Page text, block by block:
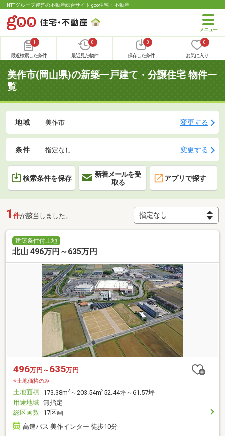
NTTグループ運営の不動産総合サイト goo住宅・不動産
1
最近検索した条件
0
最近見た物件
0
保存した条件
0
お気に入り
美作市(岡山県)の新築一戸建て・分譲住宅 物件一
覧
地域 美作市 変更する
条件 指定なし 変更する
検索条件を保存
新着メールを受
取る
アプリで探す
1 件が該当しました。
建築条件付土地
北山 496万円～635万円
496万円～ 635万円
※土地価格のみ
土地面積 173.38m2 ～203.54m252.44坪～61.57坪
用途地域 無指定
総区画数 17区画
高速バス 美作インター 徒歩10分